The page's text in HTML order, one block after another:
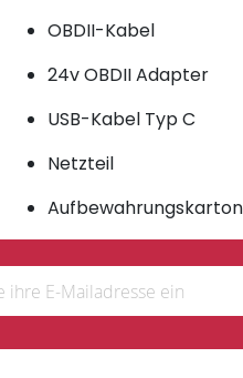
OBDII-Kabel
24v OBDII Adapter
USB-Kabel Typ C
Netzteil
Aufbewahrungskarton